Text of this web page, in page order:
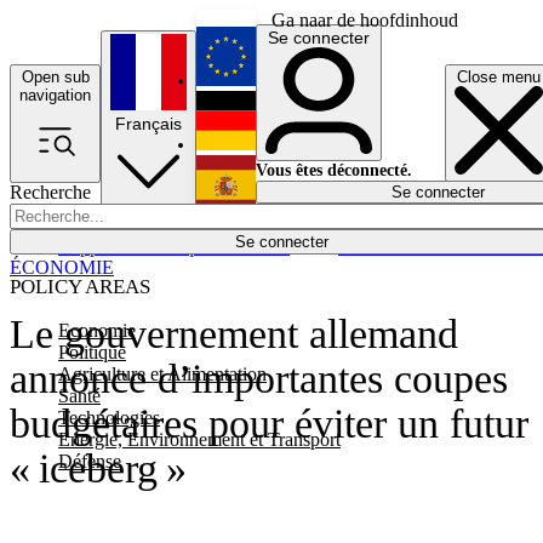
Ga naar de hoofdinhoud
Open sub
navigation
Close menu
Recherche
Se connecter
POLICY AREAS
Economie
Politique
Agriculture et Alimentation
Santé
Technologies
Energie, Environnement et Transport
Défense
Économie
Français
English
Deutsch
Español
Se connecter
Vous êtes déconnecté.
Se connecter
Le gouvernement allemand
annonce d’importantes coupes
budgétaires pour éviter un futur
« iceberg »
ÉCONOMIE